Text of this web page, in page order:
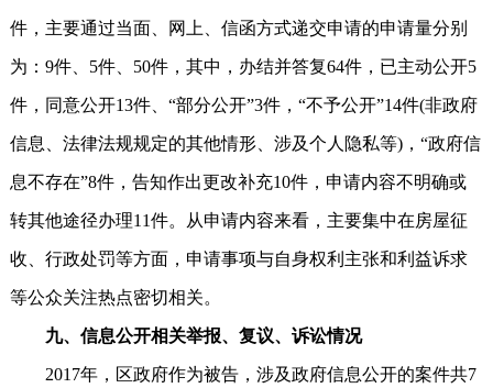
件，主要通过当面、网上、信函方式递交申请的申请量分别
为：9件、5件、50件，其中，办结并答复64件，已主动公开5
件，同意公开13件、“部分公开”3件，“不予公开”14件(非政府
信息、法律法规规定的其他情形、涉及个人隐私等)，“政府信
息不存在”8件，告知作出更改补充10件，申请内容不明确或
转其他途径办理11件。从申请内容来看，主要集中在房屋征
收、行政处罚等方面，申请事项与自身权利主张和利益诉求
等公众关注热点密切相关。
九、信息公开相关举报、复议、诉讼情况
2017年，区政府作为被告，涉及政府信息公开的案件共7